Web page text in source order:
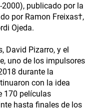
publicado por la
por Ramon Freixas†,
Ojeda.
David Pizarro, y el
uno de los impulsores
durante la
con la idea
170 películas
hasta finales de los